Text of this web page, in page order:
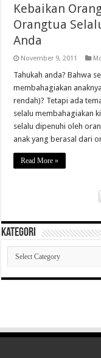
Kebaikan
Orangtua
Anda
November 9, 2011
Tahukah anda? Bahwa
membahagiakan
rendah)? Tetapi ada
selalu membahagiakan
selalu dipenuhi oleh
anak yang berasal dari
Read More »
Kategori
Kategori